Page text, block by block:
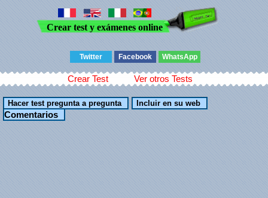
Crear test y exámenes online
Twitter Facebook WhatsApp
Crear Test Ver otros Tests
Comentarios